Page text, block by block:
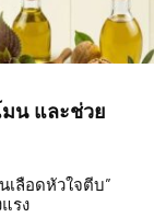
น และช่วย
เลือดหัวใจตีบ”
รง